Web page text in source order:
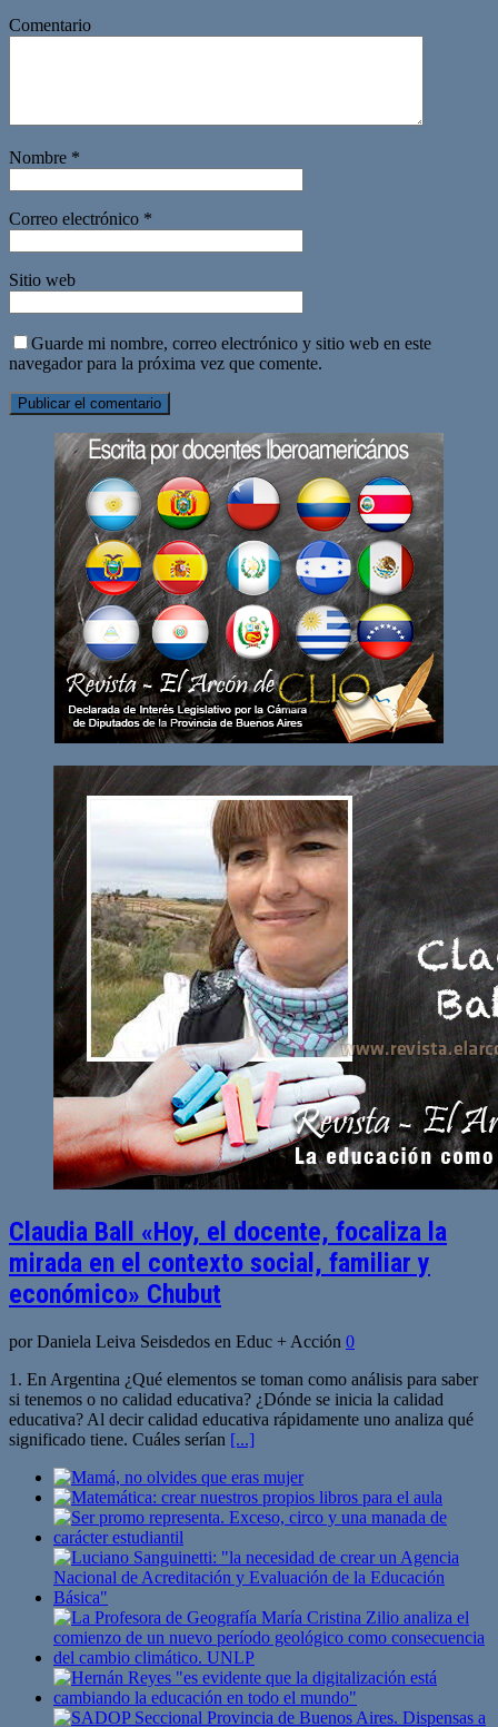
Comentario
Nombre *
Correo electrónico *
Sitio web
Guarde mi nombre, correo electrónico y sitio web en este
navegador para la próxima vez que comente.
Claudia Ball «Hoy, el docente, focaliza la
mirada en el contexto social, familiar y
económico» Chubut
por Daniela Leiva Seisdedos en Educ + Acción 0
1. En Argentina ¿Qué elementos se toman como análisis para saber
si tenemos o no calidad educativa? ¿Dónde se inicia la calidad
educativa? Al decir calidad educativa rápidamente uno analiza qué
significado tiene. Cuáles serían [...]